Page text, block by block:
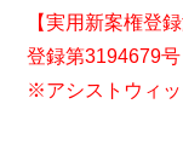
【実用新案権登
登録第3194679号
※アシストウィ